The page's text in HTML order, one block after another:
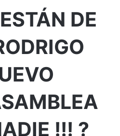
DE
!!! ?